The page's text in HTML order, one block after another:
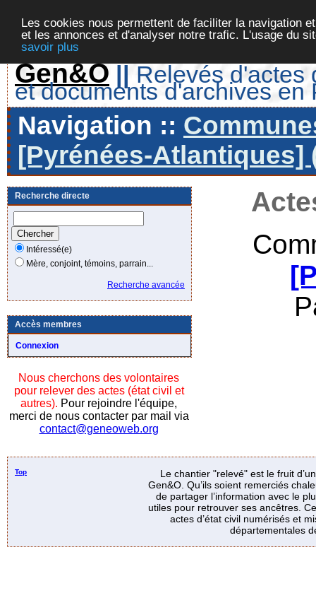
Les cookies nous permettent de faciliter la navigation
et les annonces et d'analyser notre trafic. L'usage du
savoir plus
Gen&O || Relevés d'actes
et documents d'archives en
Navigation ::
[Pyrénées-Atlantiques]
Recherche directe
Intéressé(e)
Mère, conjoint, témoins, parrain...
Recherche avancée
Accès membres
Connexion
Nous cherchons des volontaires
pour relever des actes (état civil et
autres). Pour rejoindre l'équipe,
merci de nous contacter par mail via
contact@geneoweb.org
Top
Le chantier "relevé" est le fruit
Gen&O. Qu’ils soient remerciés
de partager l’information avec le
utiles pour retrouver ses ancêtres.
actes d’état civil numérisés et
départementales